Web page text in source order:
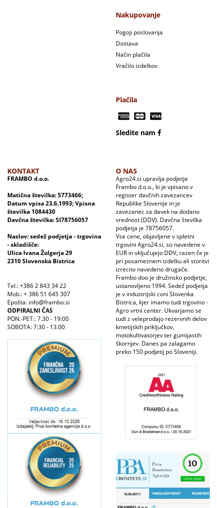
Nakupovanje
Pogoji poslovanja
Dostava
Način plačila
Vračilo izdelkov
Plačila
Sledite nam
KONTAKT
FRAMBO d.o.o.
Matična številka: 5773466;
Datum vpisa 23.6.1993; Vpisna
številka 1084430
Davčna številka: SI78756057
Naslov: sedež podjetja - trgovina
- skladišče:
Ulica Ivana Žolgerja 29
2310 Slovenska Bistrica
Tel.: +386 2 843 34 22
Mob.: + 386 51 645 307
Epošta: info@frambo.si
ODPIRALNI ČAS
PON.-PET.: 7.30 - 19:00
SOBOTA: 7:30 - 13.00
O NAS
Agro24.si upravlja podjetje
Frambo d.o.o., ki je vpisano v
register davčnih zavezancev
Republike Slovenije in je
zavezanec za davek na dodano
vrednost (DDV). Davčna številka
podjetja je 78756057.
Vse cene, objavljene v spletni
trgovini Agro24.si, so navedene v
EUR in vključujejo DDV, razen če je
pri posameznem izdelku ali storitvi
izrecno navedeno drugače.
Frambo doo je družinsko podjetje,
ustanovljeno 1994. Sedež podjetja
je v industrijski coni Slovenka
Bistrica, kjer imamo tudi trgovino -
Agro vrtni center. Ukvarjamo se
tudi z veleprodajo rezervnih delov
kmetijskih priključkov,
motokultivatorjev ter gumijastih
škornjev. Danes pa zalagamo
preko 150 podjetij po Sloveniji.